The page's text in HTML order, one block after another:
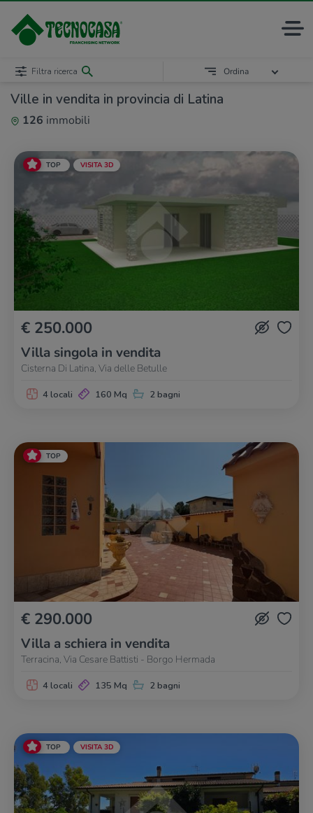
Ville in vendita in provincia di Latina
126 immobili
Filtra ricerca Ordina
TOP VISITA 3D
€ 250.000
Villa singola in vendita
Cisterna Di Latina, Via delle Betulle
4 locali 160 Mq 2 bagni
TOP
€ 290.000
Villa a schiera in vendita
Terracina, Via Cesare Battisti - Borgo Hermada
4 locali 135 Mq 2 bagni
TOP VISITA 3D